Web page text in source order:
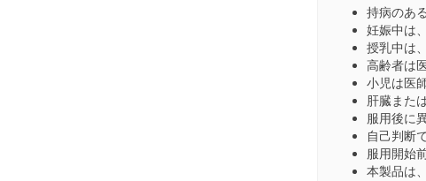
持病のあ
妊娠中は
授乳中は
高齢者は
小児は医
肝臓また
服用後に
自己判断
服用開始
本製品は